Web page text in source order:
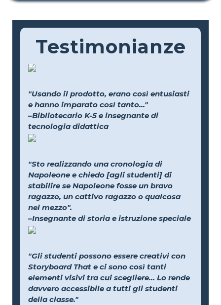
Testimonianze
"Usando il prodotto, erano così entusiasti
e hanno imparato così tanto..."
–Bibliotecario K-5 e insegnante di
tecnologia didattica
"Sto realizzando una cronologia di
Napoleone e chiedo [agli studenti] di
stabilire se Napoleone fosse un bravo
ragazzo, un cattivo ragazzo o qualcosa
nel mezzo".
–Insegnante di storia e istruzione speciale
"Gli studenti possono essere creativi con
Storyboard That e ci sono così tanti
elementi visivi tra cui scegliere... Lo rende
davvero accessibile a tutti gli studenti
della classe."